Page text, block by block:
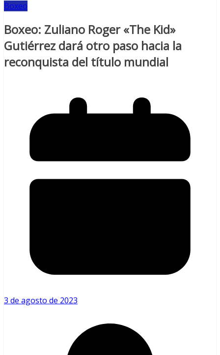
Boxeo
Boxeo: Zuliano Roger «The Kid»
Gutiérrez dará otro paso hacia la
reconquista del título mundial
3 de agosto de 2023